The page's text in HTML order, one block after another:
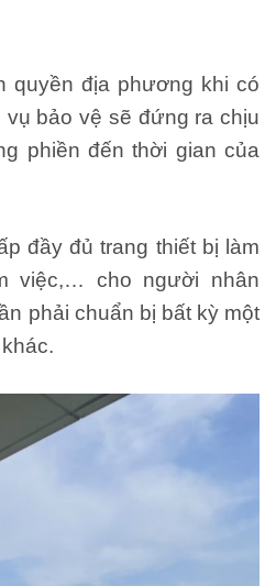
địa phương khi có
bảo vệ sẽ đứng ra chịu
phiền đến thời gian của
đầy đủ trang thiết bị làm
việc,… cho người nhân
phải chuẩn bị bất kỳ một